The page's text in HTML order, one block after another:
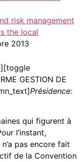
risk management
the local
2013
GESTION DE
Présidence:
qui figurent à
l’instant,
pas encore fait
de la Convention